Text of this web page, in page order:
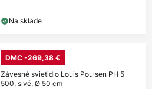
Na sklade
DMC -269,38 €
Závesné svietidlo Louis Poulsen PH 5
500, sivé, Ø 50 cm